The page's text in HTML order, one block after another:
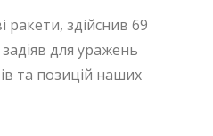
ракети, здійснив 69
для уражень
та позицій наших